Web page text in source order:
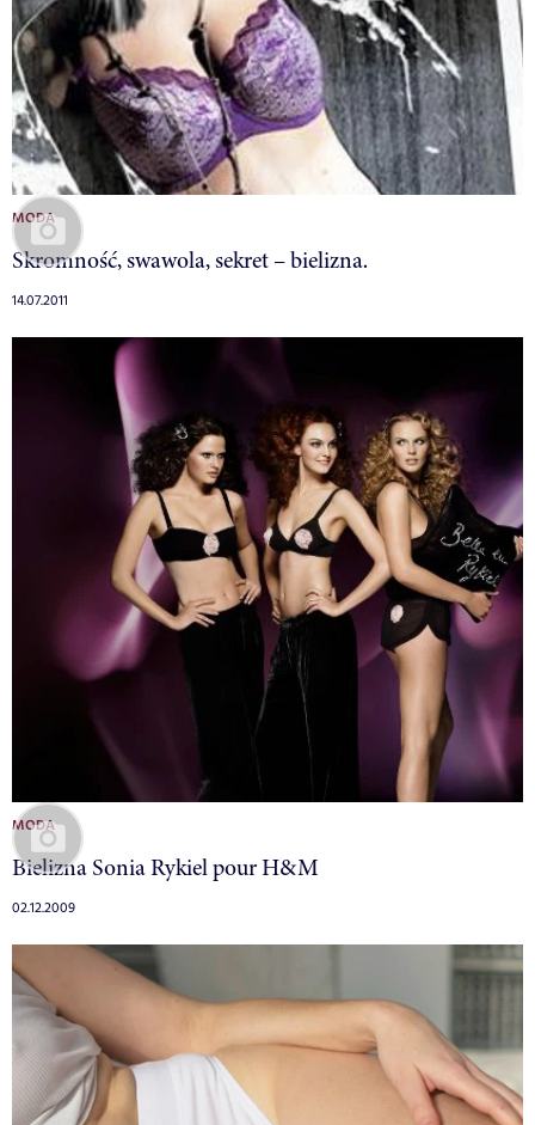
MODA
Skromność, swawola, sekret – bielizna.
14.07.2011
MODA
Bielizna Sonia Rykiel pour H&M
02.12.2009